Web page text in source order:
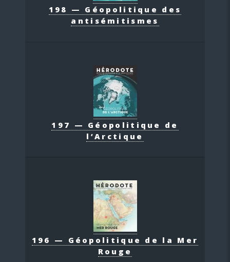
198 — Géopolitique des
antisémitismes
197 — Géopolitique de
l’Arctique
196 — Géopolitique de la Mer
Rouge